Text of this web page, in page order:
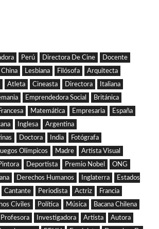
Perú Directora De Cine
Docente
China Lesbiana Filósofa
Arquitecta
Atleta Cineasta Directora
Italiana
Emprendedora Social
Británica
Matemática Empresaria
España
Inglesa
Argentina
Doctora India
Fotógrafa
Olímpicos Madre
Artista Visual
Deportista Premio Nobel
ONG
Derechos Humanos Inglaterra
Estados
Cantante Periodista Actriz
Francia
Civiles Política Música
Bacana Chilena
Profesora Investigadora Artista
Autora